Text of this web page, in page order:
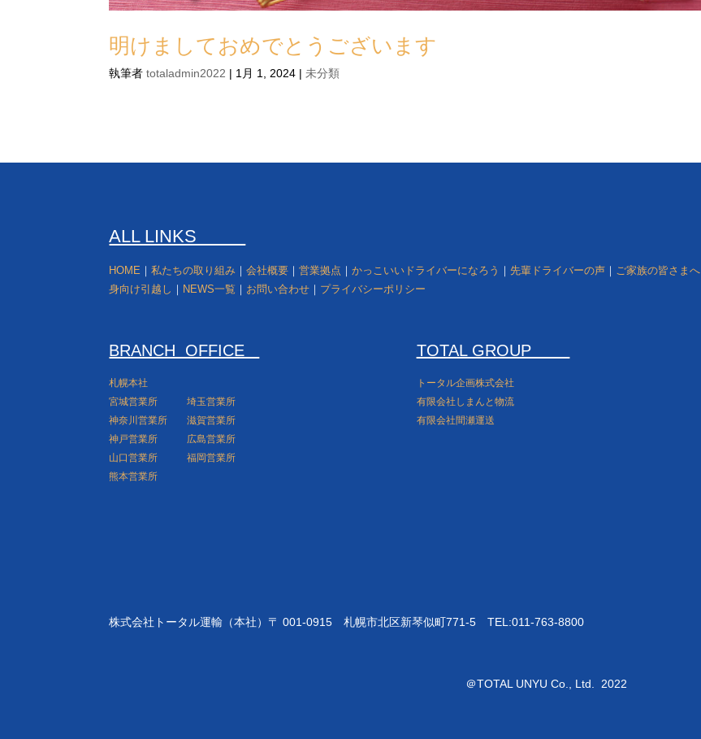
明けましておめでとうございます
執筆者totaladmin2022 | 1月 1, 2024 | 未分類
ALL LINKS
HOME ｜私たちの取り組み ｜会社概要 ｜営業拠点 ｜かっこいいドライバーになろう ｜先輩ドライバーの声 ｜ ご家族の皆さまへ
身向け引越し ｜ NEWS一覧 ｜ お問い合わせ ｜ プライバシーポリシー
BRANCH OFFICE
札幌本社
宮城営業所
埼玉営業所
神奈川営業所
滋賀営業所
神戸営業所
広島営業所
山口営業所
福岡営業所
熊本営業所
TOTAL GROUP
トータル企画株式会社
有限会社しまんと物流
有限会社間瀬運送
株式会社トータル運輸（本社）〒 001-0915 札幌市北区新琴似町771-5 TEL:011-763-8800
＠TOTAL UNYU Co., Ltd. 2022